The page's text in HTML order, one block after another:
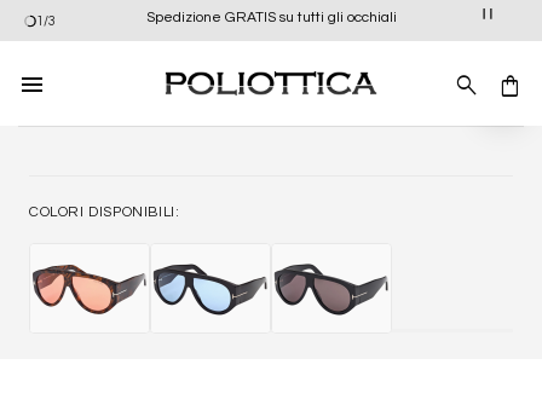
Salta
ai
contenuti
1/3 Spedizione GRATIS su tutti gli occhiali
COLORI DISPONIBILI: